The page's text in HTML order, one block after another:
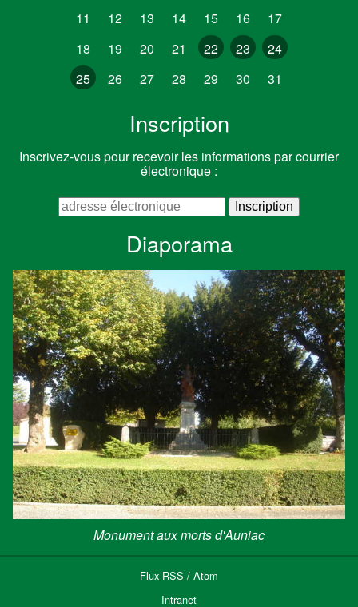
11
12 13 14 15 16
17
18
19 20 21 22 23
24
25
26 27 28 29 30 31
Inscription
Inscrivez-vous pour recevoir les informations par courrier
électronique :
Diaporama
Monument aux morts d'Auniac
Flux RSS / Atom
Intranet